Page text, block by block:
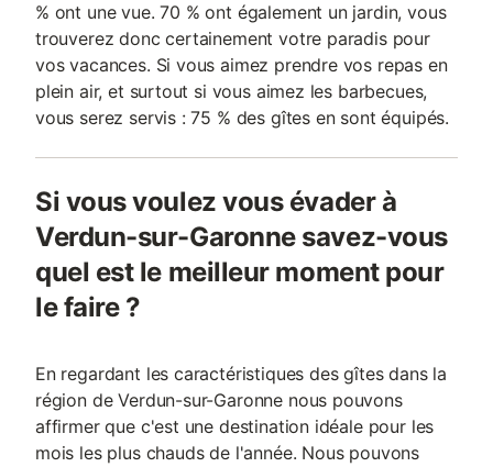
% ont une vue. 70 % ont également un jardin, vous
trouverez donc certainement votre paradis pour
vos vacances. Si vous aimez prendre vos repas en
plein air, et surtout si vous aimez les barbecues,
vous serez servis : 75 % des gîtes en sont équipés.
Si vous voulez vous évader à
Verdun-sur-Garonne savez-vous
quel est le meilleur moment pour
le faire ?
En regardant les caractéristiques des gîtes dans la
région de Verdun-sur-Garonne nous pouvons
affirmer que c'est une destination idéale pour les
mois les plus chauds de l'année. Nous pouvons